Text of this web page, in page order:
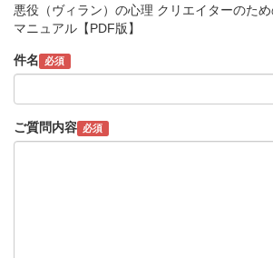
悪役（ヴィラン）の心理 クリエイターのた
マニュアル【PDF版】
件名 必須
ご質問内容 必須